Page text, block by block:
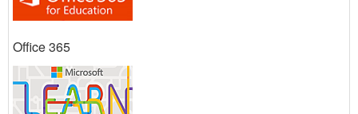
Office 365